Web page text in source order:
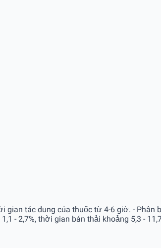
gian tác dụng của thuốc từ 4-6 giờ. -
- 2,7%, thời gian bán thải khoảng 5,3 -